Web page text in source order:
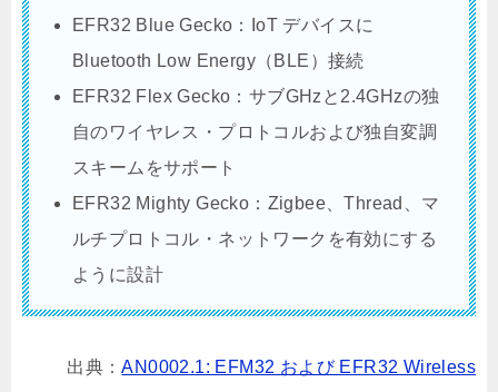
EFR32 Blue Gecko：IoT デバイスに
Bluetooth Low Energy（BLE）接続
EFR32 Flex Gecko：サブGHzと2.4GHzの独
自のワイヤレス・プロトコルおよび独自変調
スキームをサポート
EFR32 Mighty Gecko：Zigbee、Thread、マ
ルチプロトコル・ネットワークを有効にする
ように設計
出典：AN0002.1: EFM32 および EFR32 Wireless